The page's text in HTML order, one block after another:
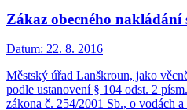
Zákaz obecného
Datum: 22. 8. 2016
Městský úřad Lanškroun, jako
podle ustanovení § 104 odst. 2
zákona č. 254/2001 Sb., o vodách